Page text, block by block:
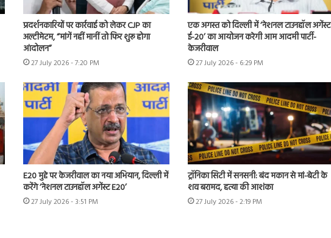
प्रदर्शनकारियों पर कार्रवाई को लेकर CJP का
अल्टीमेटम, “मांगें नहीं मानीं तो फिर शुरू होगा
आंदोलन”
27 July 2026 - 7:20 PM
एक अगस्त को दिल्ली में ‘नेशनल टाउनहॉल अगेंस्ट
ई-20’ का आयोजन करेगी आम आदमी पार्टी-
केजरीवाल
27 July 2026 - 6:29 PM
E20 मुद्दे पर केजरीवाल का नया अभियान, दिल्ली में
करेंगे ‘नेशनल टाउनहॉल अगेंस्ट E20’
27 July 2026 - 3:51 PM
ट्रॉनिका सिटी में सनसनी: बंद मकान से मां-बेटी के
शव बरामद, हत्या की आशंका
27 July 2026 - 2:19 PM